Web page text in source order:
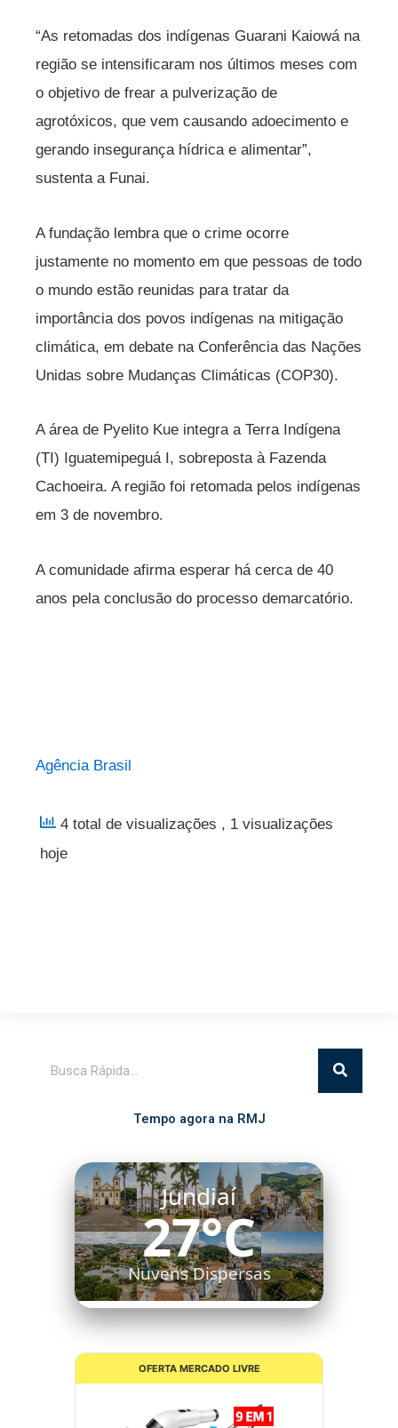
“As retomadas dos indígenas Guarani Kaiowá na
região se intensificaram nos últimos meses com
o objetivo de frear a pulverização de
agrotóxicos, que vem causando adoecimento e
gerando insegurança hídrica e alimentar”,
sustenta a Funai.
A fundação lembra que o crime ocorre
justamente no momento em que pessoas de todo
o mundo estão reunidas para tratar da
importância dos povos indígenas na mitigação
climática, em debate na Conferência das Nações
Unidas sobre Mudanças Climáticas (COP30).
A área de Pyelito Kue integra a Terra Indígena
(TI) Iguatemipeguá I, sobreposta à Fazenda
Cachoeira. A região foi retomada pelos indígenas
em 3 de novembro.
A comunidade afirma esperar há cerca de 40
anos pela conclusão do processo demarcatório.
Agência Brasil
4 total de visualizações , 1 visualizações
hoje
Tempo agora na RMJ
Jundiaí
27°C
Nuvens Dispersas
OFERTA MERCADO LIVRE